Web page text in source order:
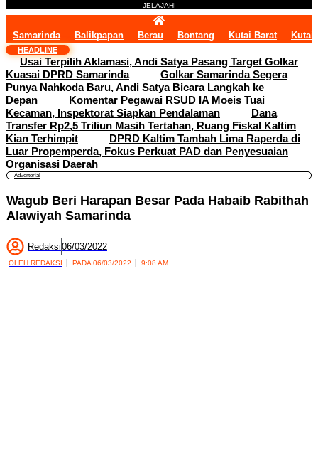
JELAJAHI
Samarinda Balikpapan Berau Bontang Kutai Barat Kutai
HEADLINE
Usai Terpilih Aklamasi, Andi Satya Pasang Target Golkar
Kuasai DPRD Samarinda
Golkar Samarinda Segera
Punya Nahkoda Baru, Andi Satya Bicara Langkah ke
Depan
Komentar Pegawai RSUD IA Moeis Tuai
Kecaman, Inspektorat Siapkan Pendalaman
Dana
Transfer Rp2,5 Triliun Masih Tertahan, Ruang Fiskal Kaltim
Kian Terhimpit
DPRD Kaltim Tambah Lima Raperda di
Luar Propemperda, Fokus Perkuat PAD dan Penyesuaian
Organisasi Daerah
Advertorial
Wagub Beri Harapan Besar Pada Habaib Rabithah
Alawiyah Samarinda
Redaksi06/03/2022
OLEH REDAKSI PADA 06/03/2022 9:08 AM